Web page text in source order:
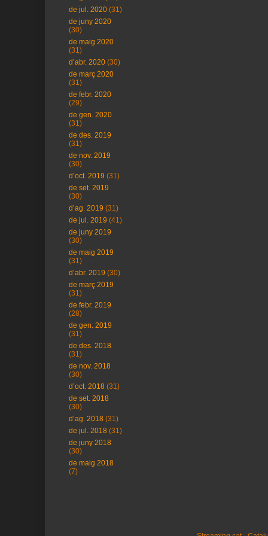
de jul. 2020 (31)
de juny 2020
(30)
de maig 2020
(31)
d’abr. 2020 (30)
de març 2020
(31)
de febr. 2020
(29)
de gen. 2020
(31)
de des. 2019
(31)
de nov. 2019
(30)
d’oct. 2019 (31)
de set. 2019
(30)
d’ag. 2019 (31)
de jul. 2019 (41)
de juny 2019
(30)
de maig 2019
(31)
d’abr. 2019 (30)
de març 2019
(31)
de febr. 2019
(28)
de gen. 2019
(31)
de des. 2018
(31)
de nov. 2018
(30)
d’oct. 2018 (31)
de set. 2018
(30)
d’ag. 2018 (31)
de jul. 2018 (31)
de juny 2018
(30)
de maig 2018
(7)